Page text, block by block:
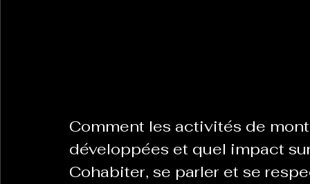
La Revanche des Cagoles Le Chabot La
Comment les activités de
développées et quel impact
Cohabiter, se parler et se